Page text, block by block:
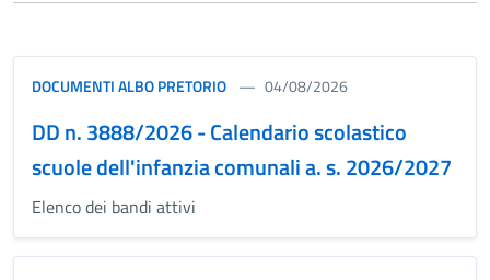
DOCUMENTI ALBO PRETORIO 04/08/2026
DD n. 3888/2026 - Calendario scolastico
scuole dell'infanzia comunali a. s. 2026/2027
Elenco dei bandi attivi